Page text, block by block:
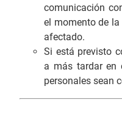
comunicación
el momento de
afectado.
Si está previsto
a más tardar en
personales sean